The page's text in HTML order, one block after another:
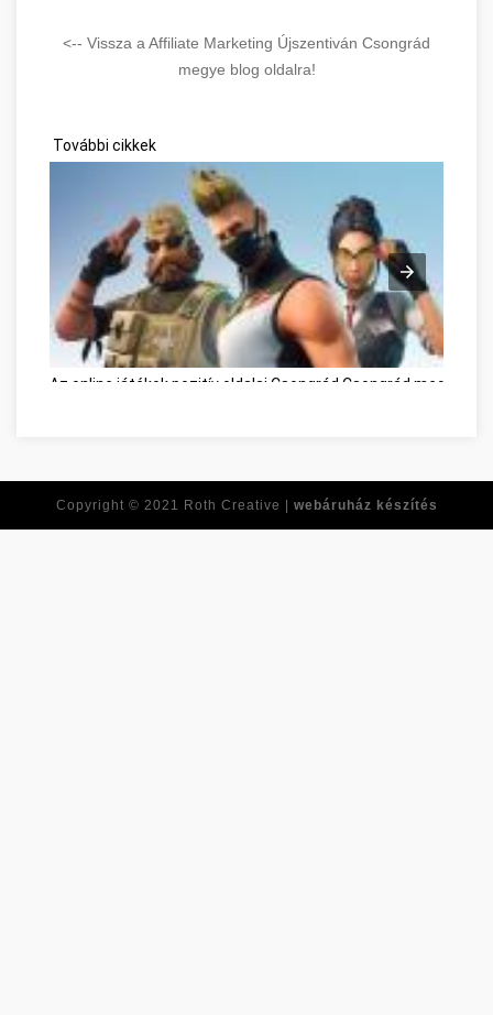
<-- Vissza a Affiliate Marketing Újszentiván Csongrád
megye blog oldalra!
További cikkek
Az online játékok pozitív oldalai Csongrád Csongrád megye
Copyright © 2021 Roth Creative | webáruház készítés